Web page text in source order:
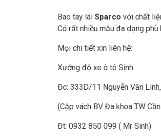
Bao tay lái Sparco với chất
Có rất nhiều mẫu đa dạng phù
Mọi chi tiết xin liên hệ:
Xưởng độ xe ô tô Sinh
Đc: 333D/11 Nguyễn Văn Linh,
(Cặp vách BV Đa khoa TW
Đt: 0932 850 099 ( Mr Sinh)